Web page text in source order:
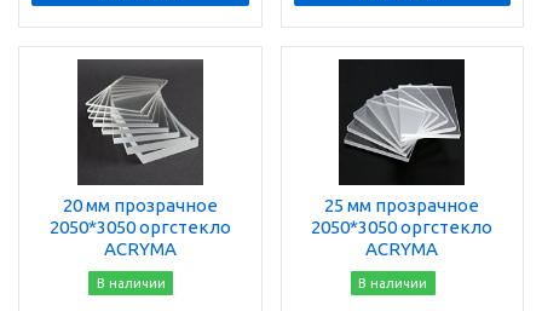
20 мм прозрачное
2050*3050 оргстекло
ACRYMA
В наличии
25 мм прозрачное
2050*3050 оргстекло
ACRYMA
В наличии